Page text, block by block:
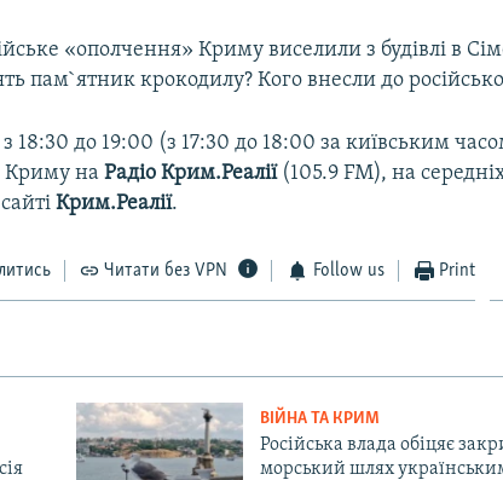
«ополчення» Криму виселили з будівлі в
пам`ятник крокодилу? Кого внесли до
з 18:30 до 19:00 (з 17:30 до 18:00 за київським
Криму наРадіо Крим.Реалії(105.9 FM), на
Крим.Реалії.
Читати без VPN Follow us Print
ВІЙНА ТА КРИМ
Російська влада обіцяє
морський шлях